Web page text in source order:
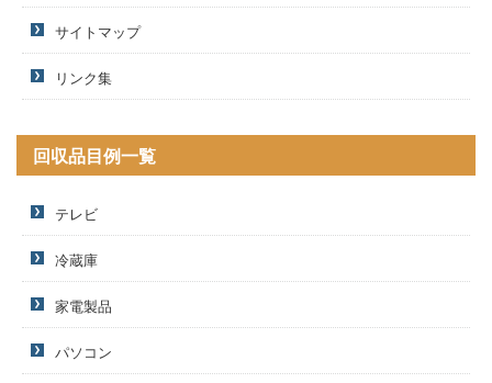
サイトマップ
リンク集
回収品目例一覧
テレビ
冷蔵庫
家電製品
パソコン